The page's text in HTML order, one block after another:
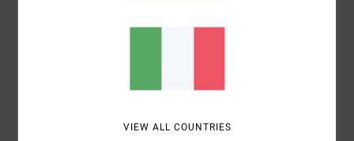
VIEW ALL COUNTRIES